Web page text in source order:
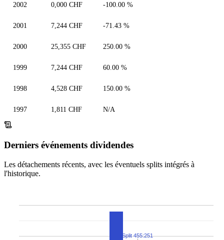
2002 0,000 CHF -100.00 %
2001 7,244 CHF -71.43 %
2000 25,355 CHF 250.00 %
1999 7,244 CHF 60.00 %
1998 4,528 CHF 150.00 %
1997 1,811 CHF N/A
Derniers événements dividendes
Les détachements récents, avec les éventuels splits intégrés à
l'historique.
Split 455:251